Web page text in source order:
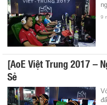
9
[AoE Việt Trung 2017 –
Sẻ